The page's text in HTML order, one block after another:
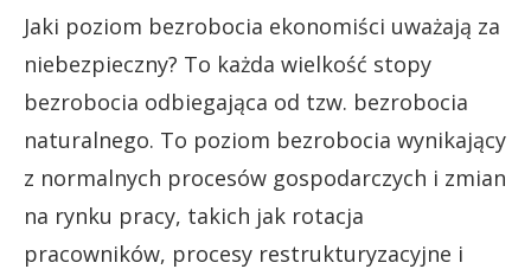
Jaki poziom bezrobocia ekonomiści uważają za
niebezpieczny? To każda wielkość stopy
bezrobocia odbiegająca od tzw. bezrobocia
naturalnego. To poziom bezrobocia wynikający
z normalnych procesów gospodarczych i zmian
na rynku pracy, takich jak rotacja
pracowników, procesy restrukturyzacyjne i